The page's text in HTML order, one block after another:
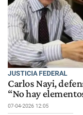
JUSTICIA FEDERAL
Carlos Nayi,
“No hay
07-04-2026 12:05